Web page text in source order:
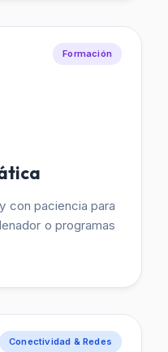
Formación
con paciencia para
o programas
Conectividad & Redes